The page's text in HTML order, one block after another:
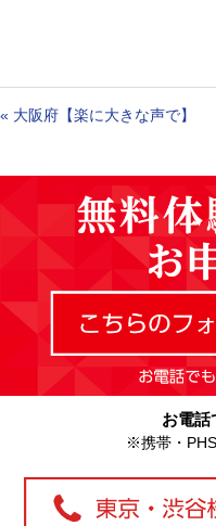
« 大阪府【楽に大きな声で】
お電話
※携帯・